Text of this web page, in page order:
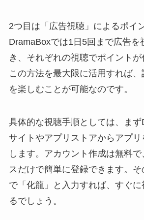
2つ目は「広告視聴」によるポイ
DramaBoxでは1日5回まで広告を
き、それぞれの視聴でポイントが
この方法を最大限に活用すれば
を楽しむことが可能なのです。
具体的な視聴手順としては、ま
サイトやアプリストアからアプリ
します。アカウント作成は無料
スだけで簡単に登録できます。
で「化龍」と入力すれば、すぐに
るでしょう。